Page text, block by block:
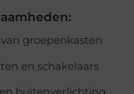
groepenkasten
en schakelaars